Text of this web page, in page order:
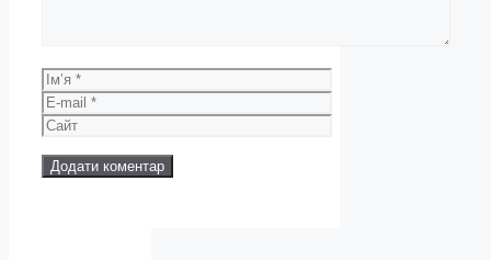
Ім’я
E-
mail
Сайт